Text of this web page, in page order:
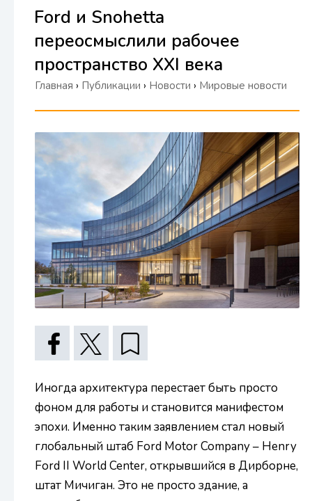
Ford и Snohetta
переосмыслили рабочее
пространство XXI века
Главная › Публикации › Новости › Мировые новости
Иногда архитектура перестает быть просто
фоном для работы и становится манифестом
эпохи. Именно таким заявлением стал новый
глобальный штаб Ford Motor Company – Henry
Ford II World Center, открывшийся в Дирборне,
штат Мичиган. Это не просто здание, а